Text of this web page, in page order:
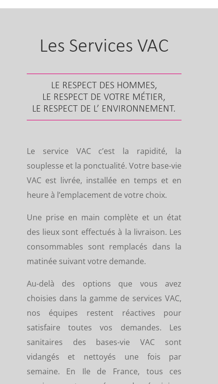
Les Services VAC
LE RESPECT DES HOMMES,
LE RESPECT DE VOTRE MÉTIER,
LE RESPECT DE L’ ENVIRONNEMENT.
Le service VAC c’est la rapidité, la
souplesse et la ponctualité. Votre base-vie
VAC est livrée, installée en temps et en
heure à l’emplacement de votre choix.
Une prise en main complète et un état
des lieux sont effectués à la livraison. Les
consommables sont remplacés dans la
matinée suivant votre demande.
Au-delà des options que vous avez
choisies dans la gamme de services VAC,
nos équipes restent réactives pour
satisfaire toutes vos demandes. Les
sanitaires des bases-vie VAC sont
vidangés et nettoyés une fois par
semaine. En Ile de France, tous ces